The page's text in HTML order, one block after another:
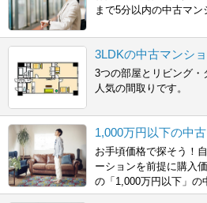
まで5分以内の中古マン
3LDKの中古マンシ
3つの部屋とリビング
人気の間取りです。
1,000万円以下の中
お手頃価格で探そう！
ーションを前提に購入
の「1,000万円以下」の